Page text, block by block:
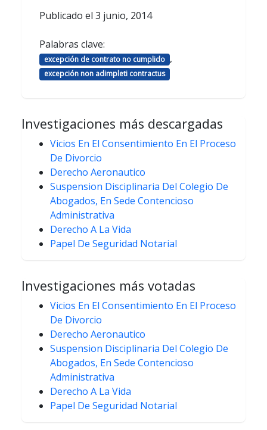
Publicado el 3 junio, 2014
Palabras clave:
excepción de contrato no cumplido ,
excepción non adimpleti contractus
Investigaciones más descargadas
Vicios En El Consentimiento En El Proceso
De Divorcio
Derecho Aeronautico
Suspension Disciplinaria Del Colegio De
Abogados, En Sede Contencioso
Administrativa
Derecho A La Vida
Papel De Seguridad Notarial
Investigaciones más votadas
Vicios En El Consentimiento En El Proceso
De Divorcio
Derecho Aeronautico
Suspension Disciplinaria Del Colegio De
Abogados, En Sede Contencioso
Administrativa
Derecho A La Vida
Papel De Seguridad Notarial